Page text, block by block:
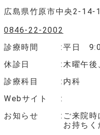
広島県竹原市中央2-14-
0846-22-2002
診療時間
平日
休診日
木曜午後
診療科目
内科
Webサイト
お知らせ
ご来院
お持ちく